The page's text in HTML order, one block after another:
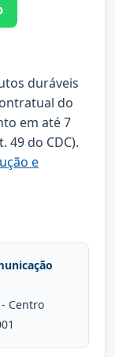
duráveis
do
em até 7
49 do CDC).
e
Centro